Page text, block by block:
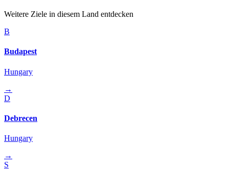
Weitere Ziele in diesem Land entdecken
B
Budapest
Hungary
→
D
Debrecen
Hungary
→
S